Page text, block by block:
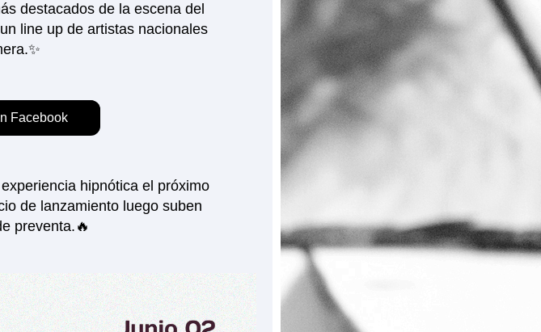
destacados de la escena del
line up de artistas nacionales
Facebook
hipnótica el próximo
de lanzamiento luego suben
preventa.🔥